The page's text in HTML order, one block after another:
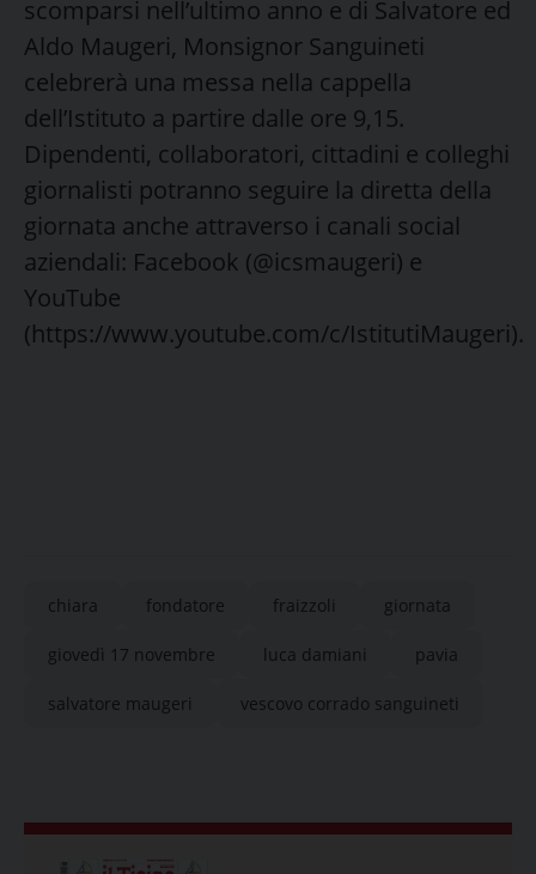
scomparsi nell’ultimo anno e di Salvatore ed
Aldo Maugeri, Monsignor Sanguineti
celebrerà una messa nella cappella
dell’Istituto a partire dalle ore 9,15.
Dipendenti, collaboratori, cittadini e colleghi
giornalisti potranno seguire la diretta della
giornata anche attraverso i canali social
aziendali: Facebook (@icsmaugeri) e
YouTube
(https://www.youtube.com/c/IstitutiMaugeri).
chiara fondatore fraizzoli giornata
giovedì 17 novembre luca damiani pavia
salvatore maugeri vescovo corrado sanguineti